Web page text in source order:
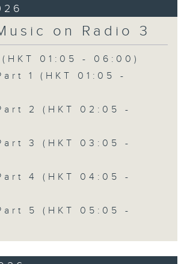
on Radio 3
01:05 - 06:00)
1 (HKT 01:05 -
2 (HKT 02:05 -
3 (HKT 03:05 -
4 (HKT 04:05 -
5 (HKT 05:05 -